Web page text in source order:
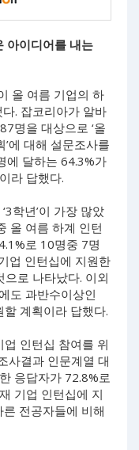
아이디어를 내는
올 여름 기업의 하
. 잡코리아가 알바
명을 대상으로 ‘올
에 대해 설문조사를
에 달하는 64.3%가
라 답했다.
학년’이 가장 많았
올 여름 하계 인턴
로 10명중 7명
업 인턴십에 지원한
으로 나타났다. 이외
도 과반수이상인
계획이라 답했다.
업 인턴십 참여를 위
사결과 인문계열 대
응답자가 72.8%로
기업 인턴십에 지
전공자들에 비해